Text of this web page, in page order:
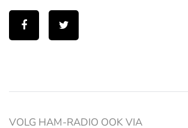
VOLG HAM-RADIO OOK VIA